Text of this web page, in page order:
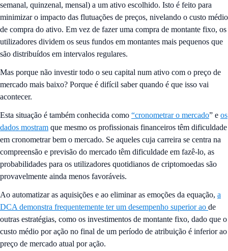
semanal, quinzenal, mensal) a um ativo escolhido. Isto é feito para
minimizar o impacto das flutuações de preços, nivelando o custo médio
de compra do ativo. Em vez de fazer uma compra de montante fixo, os
utilizadores dividem os seus fundos em montantes mais pequenos que
são distribuídos em intervalos regulares.
Mas porque não investir todo o seu capital num ativo com o preço de
mercado mais baixo? Porque é difícil saber quando é que isso vai
acontecer.
Esta situação é também conhecida como “cronometrar o mercado” e os
dados mostram que mesmo os profissionais financeiros têm dificuldade
em cronometrar bem o mercado. Se aqueles cuja carreira se centra na
compreensão e previsão do mercado têm dificuldade em fazê-lo, as
probabilidades para os utilizadores quotidianos de criptomoedas são
provavelmente ainda menos favoráveis.
Ao automatizar as aquisições e ao eliminar as emoções da equação, a
DCA demonstra frequentemente ter um desempenho superior ao de
outras estratégias, como os investimentos de montante fixo, dado que o
custo médio por ação no final de um período de atribuição é inferior ao
preço de mercado atual por ação.